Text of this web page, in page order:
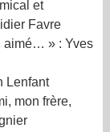
et
Favre
aimé… » : Yves
Lenfant
mon frère,